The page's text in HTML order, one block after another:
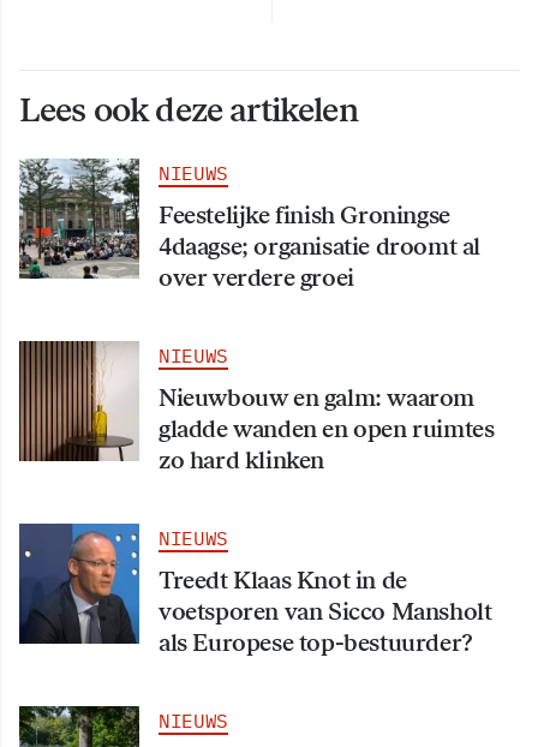
Lees ook deze artikelen
NIEUWS
Feestelijke finish Groningse
4daagse; organisatie droomt al
over verdere groei
NIEUWS
Nieuwbouw en galm: waarom
gladde wanden en open ruimtes
zo hard klinken
NIEUWS
Treedt Klaas Knot in de
voetsporen van Sicco Mansholt
als Europese top-bestuurder?
NIEUWS